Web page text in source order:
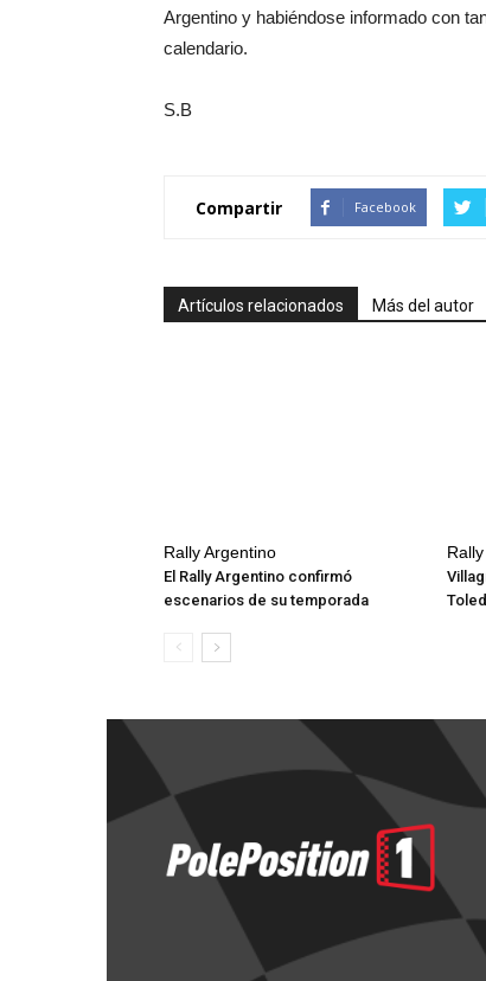
Argentino y habiéndose informado con
calendario.
S.B
Compartir Facebook
Artículos relacionados Más del autor
Rally Argentino
El Rally Argentino confirmó
escenarios de su temporada